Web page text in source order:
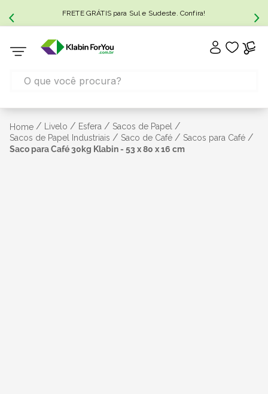
FRETE GRÁTIS para Sul e Sudeste. Confira!
Home / Livelo / Esfera / Sacos de Papel /
Sacos de Papel Industriais / Saco de Café / Sacos para Café /
Saco para Café 30kg Klabin - 53 x 80 x 16 cm